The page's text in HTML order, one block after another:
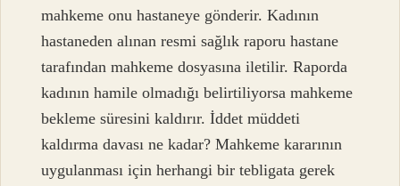
mahkeme onu hastaneye gönderir. Kadının
hastaneden alınan resmi sağlık raporu hastane
tarafından mahkeme dosyasına iletilir. Raporda
kadının hamile olmadığı belirtiliyorsa mahkeme
bekleme süresini kaldırır. İddet müddeti
kaldırma davası ne kadar? Mahkeme kararının
uygulanması için herhangi bir tebligata gerek